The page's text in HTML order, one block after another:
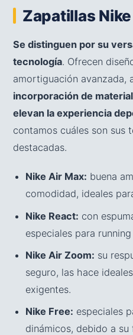
Zapatillas Nike
Se distinguen por su
tecnología. Ofrecen
amortiguación avanzada,
incorporación de
elevan la experiencia
contamos cuáles son sus
destacadas.
Nike Air Max: buena
comodidad, ideales
Nike React: con
especiales para
Nike Air Zoom: su
seguro, las hace
exigentes.
Nike Free: especiales
dinámicos, debido a